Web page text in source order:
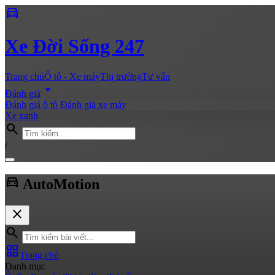
directions_car
Xe Đời Sống 247
Trang chủÔ tô - Xe máyThị trườngTư vấn
Đánh giá arrow_drop_down
Đánh giá ô tô Đánh giá xe máy
Xe xanh
search
/
directions_car AutoMotion
close
search
grid_viewTrang chủ
Danh mục